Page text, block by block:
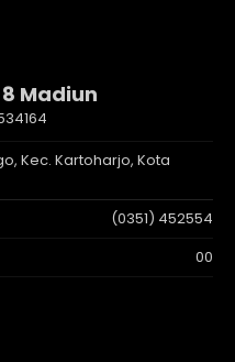
Madiun
Kec. Kartoharjo, Kota
(0351) 452554
00